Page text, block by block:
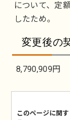
について、定
したため。
変更後の
8,790,909円
このページに関す